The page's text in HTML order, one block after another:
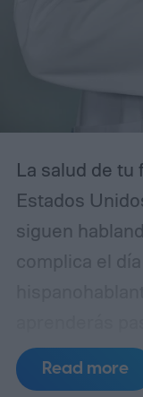
La salud de tu
Estados
siguen
complica el
español
basado en
Read more